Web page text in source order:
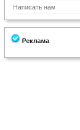
Написать нам
Реклама